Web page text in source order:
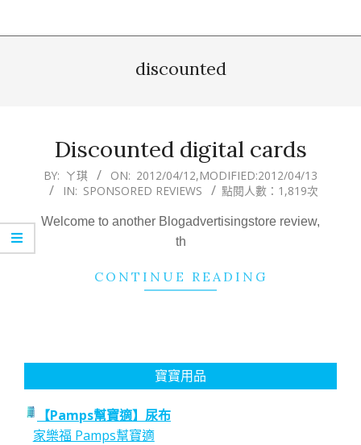
discounted
Discounted digital cards
2012-
04-
12
BY: ㄚ琪 ON: 2012/04/12,MODIFIED:2012/04/13
IN: SPONSORED REVIEWS 點閱人數：1,819次
Welcome to another Blogadvertisingstore review,
th
CONTINUE READING
寶寶用品
【Pamps幫寶適】尿布
家樂福 Pamps幫寶適